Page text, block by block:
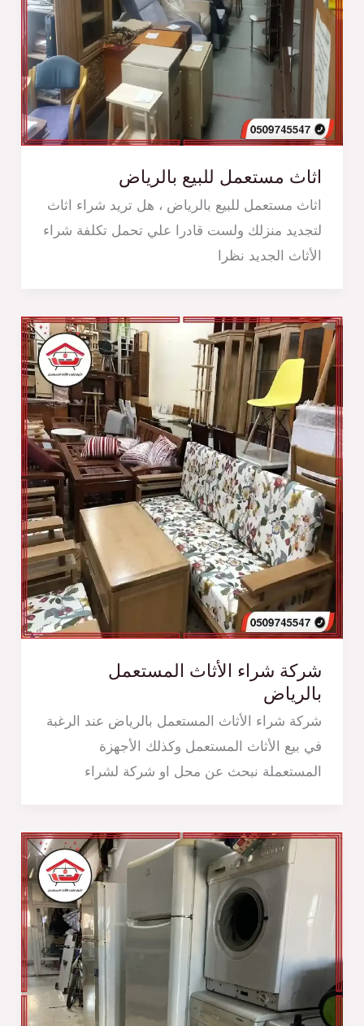
اثاث مستعمل للبيع بالرياض
اثاث مستعمل للبيع بالرياض ، هل تريد شراء اثاث
لتجديد منزلك ولست قادرا علي تحمل تكلفة شراء
الأثاث الجديد نظرا
شركة شراء الأثاث المستعمل
بالرياض
شركة شراء الأثاث المستعمل بالرياض عند الرغبة
في بيع الأثاث المستعمل وكذلك الأجهزة
المستعملة نبحث عن محل او شركة لشراء